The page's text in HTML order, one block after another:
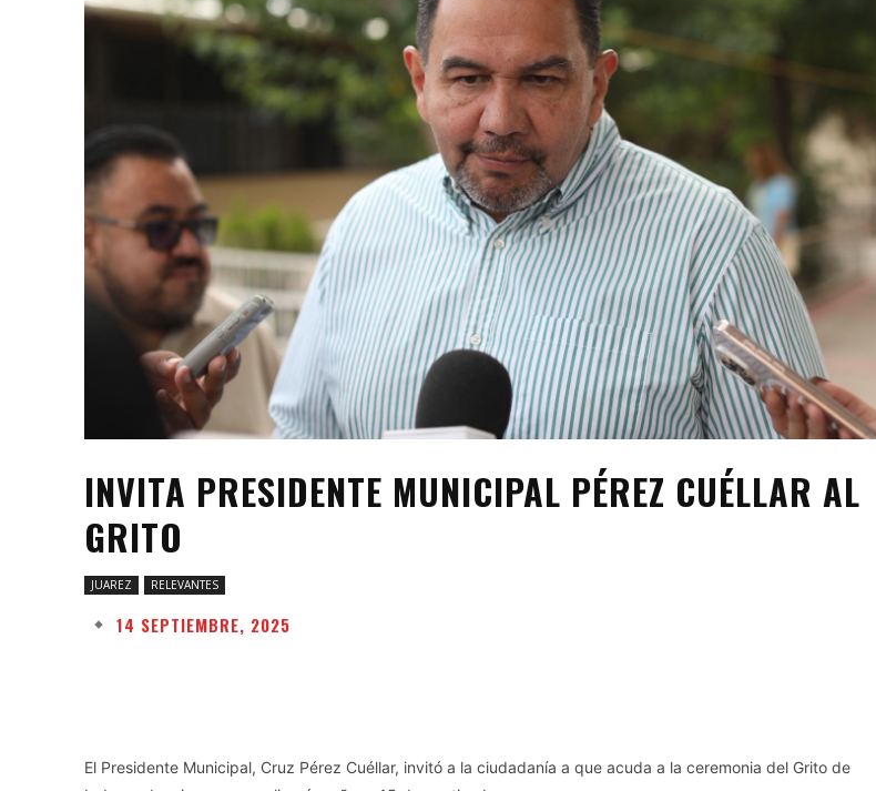
INVITA PRESIDENTE MUNICIPAL PÉREZ CUÉLLAR AL
GRITO
JUAREZ RELEVANTES
14 SEPTIEMBRE, 2025
El Presidente Municipal, Cruz Pérez Cuéllar, invitó a la ciudadanía a que acuda a la ceremonia del Grito de